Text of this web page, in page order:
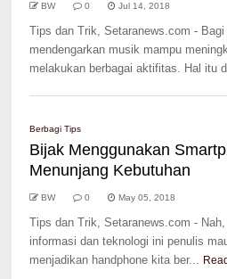
BW 0 Jul 14, 2018
Tips dan Trik, Setaranews.com - Bagi
mendengarkan musik mampu
melakukan berbagai aktifitas. Hal itu
Berbagi Tips
Bijak Menggunakan
Menunjang Kebutuhan
BW 0 May 05, 2018
Tips dan Trik, Setaranews.com -
informasi dan teknologi ini penulis
menjadikan handphone kita ber...